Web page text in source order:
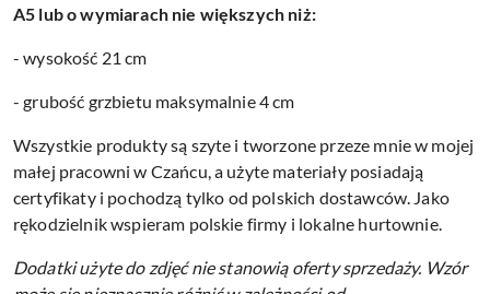
A5 lub o wymiarach nie większych niż:
- wysokość 21 cm
- grubość grzbietu maksymalnie 4 cm
Wszystkie produkty są szyte i tworzone przeze mnie w mojej
małej pracowni w Czańcu, a użyte materiały posiadają
certyfikaty i pochodzą tylko od polskich dostawców. Jako
rękodzielnik wspieram polskie firmy i lokalne hurtownie.
Dodatki użyte do zdjęć nie stanowią oferty sprzedaży. Wzór